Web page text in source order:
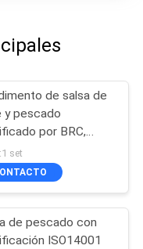
de salsa de
y pescado
por BRC,
de pescado y sal
set
de pescado con
ISO14001